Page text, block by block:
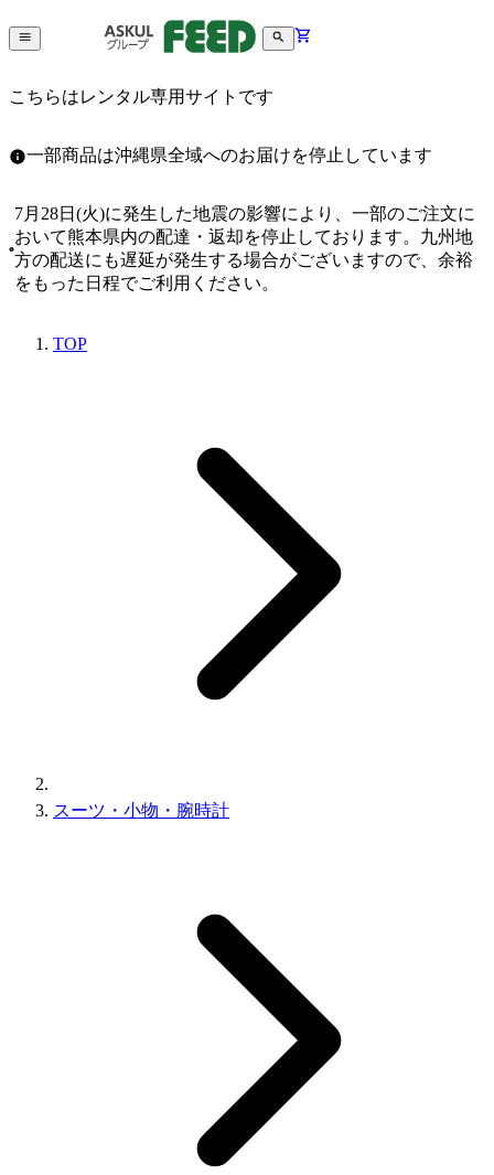
こちらはレンタル専用サイトです
一部商品は沖縄県全域へのお届けを停止しています
7月28日(火)に発生した地震の影響により、一部のご注文に
おいて熊本県内の配達・返却を停止しております。九州地
方の配送にも遅延が発生する場合がございますので、余裕
をもった日程でご利用ください。
TOP
スーツ・小物・腕時計